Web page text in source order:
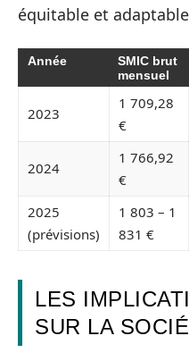
équitable et
Année
SMIC brut
mensuel
2023
1 709,28
€
2024
1 766,92
€
2025
(prévisions)
1 803 – 1
831 €
LES
SUR LA